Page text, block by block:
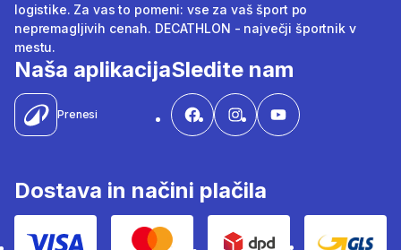
logistike. Za vas to pomeni: vse za vaš šport po
nepremagljivih cenah. DECATHLON - največji športnik v
mestu.
Naša aplikacija
Prenesi
Sledite nam
Dostava in načini plačila